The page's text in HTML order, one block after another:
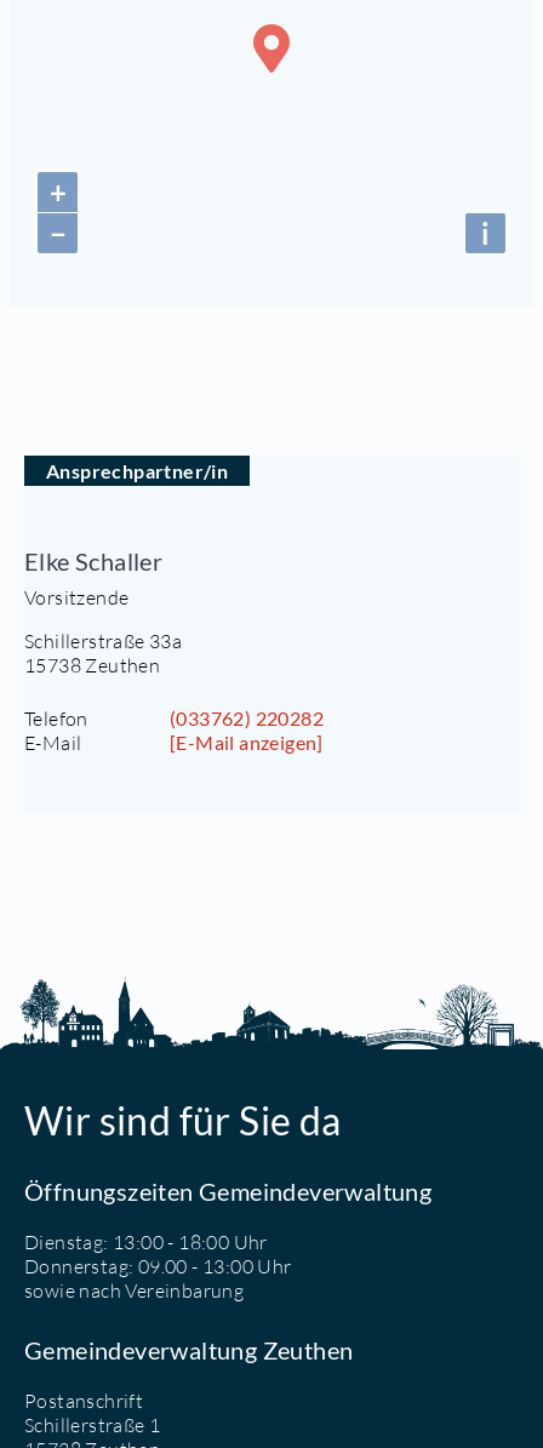
+
−
i
Ansprechpartner/in
Elke Schaller
Vorsitzende
Schillerstraße 33a
15738 Zeuthen
Telefon (033762) 220282
E-Mail [E-Mail anzeigen]
Wir sind für Sie da
Öffnungszeiten Gemeindeverwaltung
Dienstag: 13:00 - 18:00 Uhr
Donnerstag: 09.00 - 13:00 Uhr
sowie nach Vereinbarung
Gemeindeverwaltung Zeuthen
Postanschrift
Schillerstraße 1